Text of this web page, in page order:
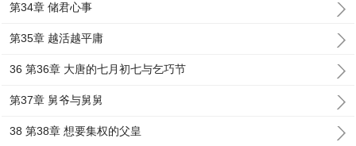
第34章 储君心事
第35章 越活越平庸
36 第36章 大唐的七月初七与乞巧节
第37章 舅爷与舅舅
38 第38章 想要集权的父皇